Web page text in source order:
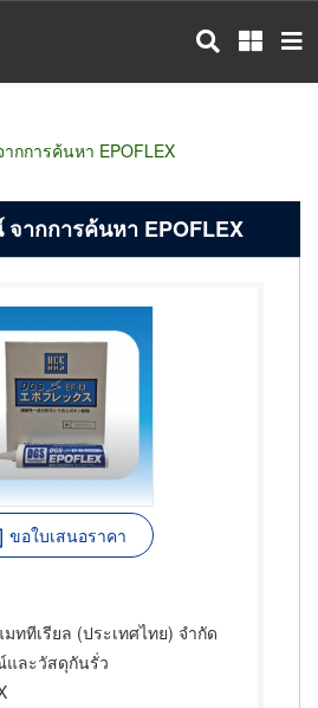
กการค้นหา EPOFLEX
ากการค้นหา EPOFLEX
ขอใบเสนอราคา
ททีเรียล (ประเทศไทย) จำกัด
และวัสดุกันรั่ว